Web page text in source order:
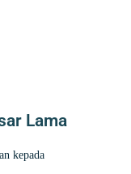
Lama
kepada